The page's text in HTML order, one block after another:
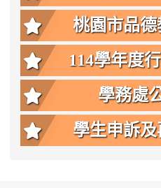
桃園市品德
114學年度
學務處
學生申訴